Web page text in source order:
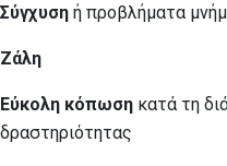
Σύγχυση ή προβλήματα
Ζάλη
Εύκολη κόπωση κατά τη
δραστηριότητας